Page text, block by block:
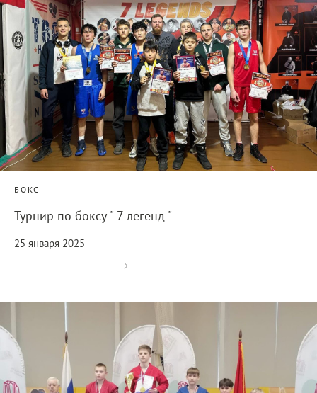
БОКС
Турнир по боксу " 7 легенд "
25 января 2025